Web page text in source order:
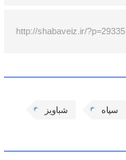
http://shabaveiz.ir/?p=29335
سپاه شباویز